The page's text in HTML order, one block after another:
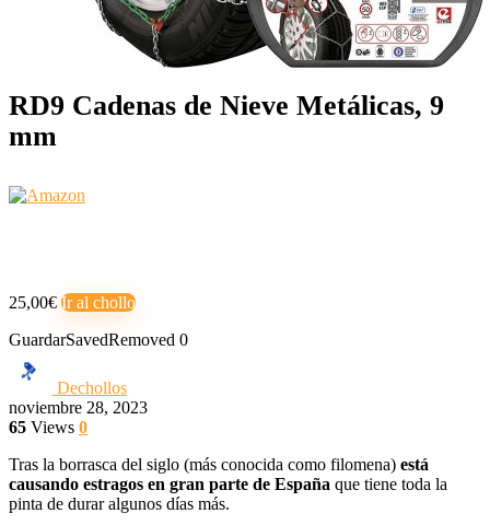
RD9 Cadenas de Nieve Metálicas, 9
mm
25,00€ Ir al chollo
GuardarSavedRemoved 0
Dechollos
noviembre 28, 2023
65 Views 0
Tras la borrasca del siglo (más conocida como filomena) está
causando estragos en gran parte de España que tiene toda la
pinta de durar algunos días más.